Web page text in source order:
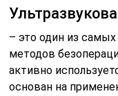
– это один из
методов
активно
основан на